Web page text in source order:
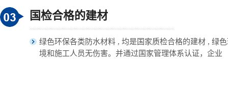
国检合格的建材
绿色环保各类防水材料 , 均是国家质检合格的建材 , 绿
境和施工人员无伤害。并通过国家管理体系认证，企业